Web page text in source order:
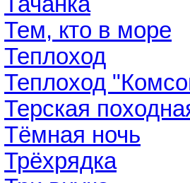
Тем, кто в море
Теплоход
Теплоход
Терская
Тёмная ночь
Трёхрядка